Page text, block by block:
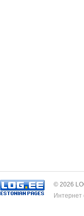
© 2026
Интернет